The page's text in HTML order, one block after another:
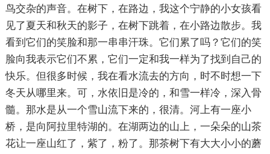
鸟交杂的声音。在树下，在路边，我这个宁静的小女孩看
见了夏天和秋天的影子，在树下跳着，在小路边散步。我
看到它们的笑脸和那一串串汗珠。它们累了吗？它们的笑
脸向我表示它们不累，它们一定和我一样为了找到自己的
快乐。但很多时候，我在看水流去的方向，时不时想一下
冬天从哪里来。可，水依旧是冷的，和雪一样冷，深入骨
髓。那水是从一个雪山流下来的，很清。河上有一座小
桥，是向阿拉里特湖的。在湖两边的山上，一朵朵的山茶
花让一座山红了，紫了，粉了。那茶树下有大大小小的蘑